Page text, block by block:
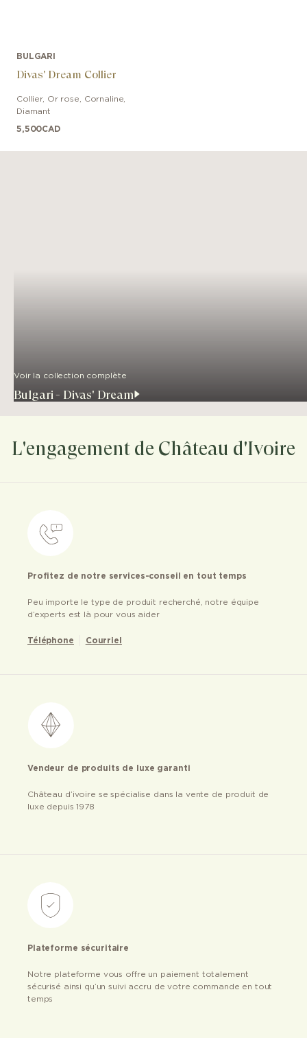
BULGARI
Divas' Dream Collier
Collier, Or rose
Cornaline,
Diamant
5,500CAD
Voir la collection complète
Bulgari - Divas' Dream
L'engagement de Château d'Ivoire
Profitez de notre services-conseil en tout temps
Peu importe le type de produit recherché, notre équipe
d’experts est là pour vous aider
Téléphone Courriel
Vendeur de produits de luxe garanti
Château d’ivoire se spécialise dans la vente de produit de
luxe depuis 1978
Plateforme sécuritaire
Notre plateforme vous offre un paiement totalement
sécurisé ainsi qu’un suivi accru de votre commande en tout
temps